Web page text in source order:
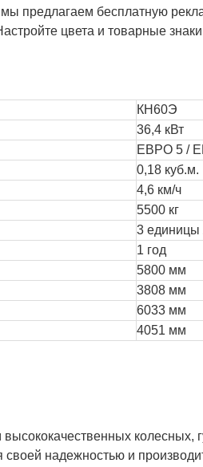
мы предлагаем бесплатную
цвета и товарные
КН60Э
36,4 кВт
ЕВРО 5 /
0,18 куб.м.
4,6 км/ч
5500 кг
3 единицы
1 год
5800 мм
3808 мм
6033 мм
4051 мм
колесных,
надежностью и